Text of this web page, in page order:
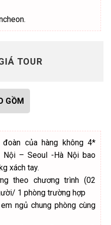
TOUR
GỒM
của hàng không 4*
Nội – Seoul -Hà Nội bao
xách tay.
theo chương trình (02
1 phòng trường hợp
ngủ chung phòng cùng